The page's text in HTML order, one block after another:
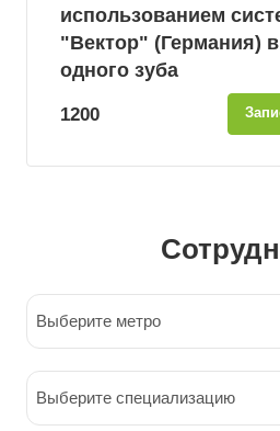
использованием
"Вектор" (Германия)
одного зуба
1200
Выберите метро
Выберите специализацию